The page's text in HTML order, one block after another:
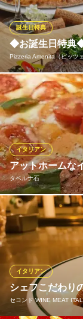
◆お誕生日特典
Pizzeria Amenita（ピッツ
誕生日特典
前日までのご予約
Pizzeria
カジュアルイタ
西鉄天神大牟
福岡県久留米市螢川
アットホームな
タベルナ石
イタリアン
自慢のピザやパス
ッソを堪能いただ
て作られた店内と
タベルナ石
イタリアン
ＪＲ久留米駅
福岡県久留米市篠山
シェフこだわり
セコンド WINE MEAT
イタリアン